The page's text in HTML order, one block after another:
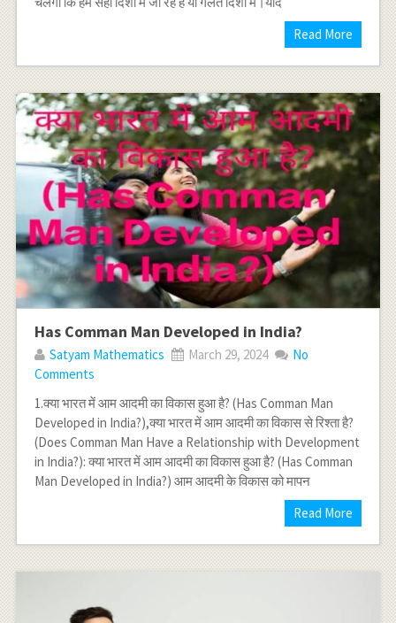
Read More
Has Comman Man Developed in India?
Satyam Mathematics March 29, 2024
No
Comments
1.क्या भारत में आम आदमी का विकास हुआ है? (Has Comman Man
Developed in India?),क्या भारत में आम आदमी का विकास से रिश्ता है?
(Does Comman Man Have a Relationship with Development
in India?): क्या भारत में आम आदमी का विकास हुआ है? (Has Comman
Man Developed in India?) आम आदमी के विकास को मापन
Read More